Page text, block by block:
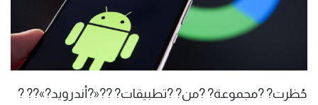
حُظرت? ?مجموعة? ?من? ?تطبيقات? ??«?أندرويد?»?? ?